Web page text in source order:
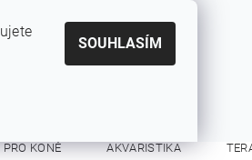
PRO KONĚ AKVARISTIKA
SOUHLASÍM